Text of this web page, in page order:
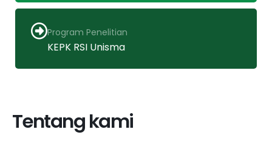
Program Penelitian
KEPK RSI Unisma
Tentang kami